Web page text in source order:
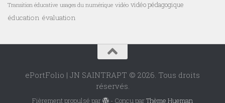
Transition éducative usages du numérique vidéo vidéo pédagogique
éducation évaluation
ePortFolio | JN SAINTRAPT © 2026. Tous droits
réservés.
Fièrement propulsé par - Conçu parThème Hueman